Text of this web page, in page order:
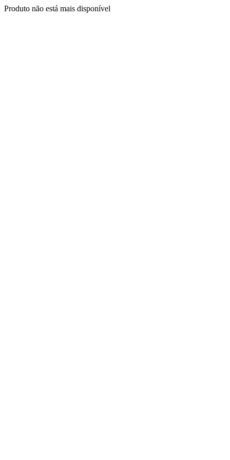
Produto não está mais disponível